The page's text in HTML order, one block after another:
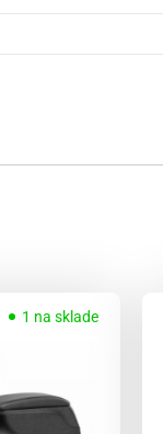
1 na sklade